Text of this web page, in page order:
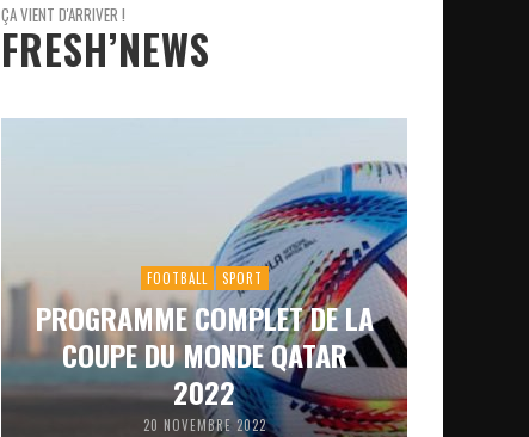
ÇA VIENT D'ARRIVER !
FRESH’NEWS
FOOTBALL SPORT
PROGRAMME COMPLET DE LA
COUPE DU MONDE QATAR
2022
20 NOVEMBRE 2022